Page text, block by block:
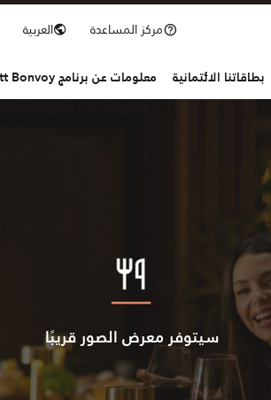
مركز المساعدة العربية
بطاقاتنا الائتمانية معلومات عن برنامج Marriott Bonvoy
سيتوفر معرض الصور قريبًا